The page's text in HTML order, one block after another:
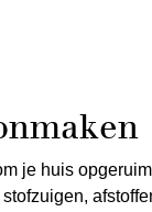
je huis